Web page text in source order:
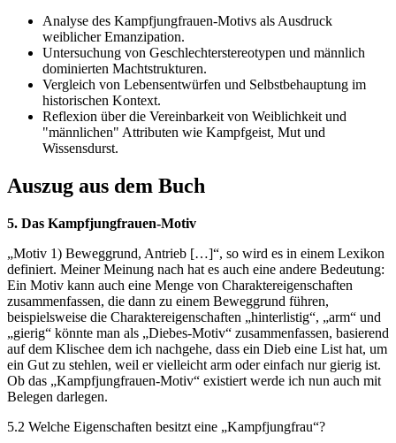
Analyse des Kampfjungfrauen-Motivs als Ausdruck
weiblicher Emanzipation.
Untersuchung von Geschlechterstereotypen und männlich
dominierten Machtstrukturen.
Vergleich von Lebensentwürfen und Selbstbehauptung im
historischen Kontext.
Reflexion über die Vereinbarkeit von Weiblichkeit und
"männlichen" Attributen wie Kampfgeist, Mut und
Wissensdurst.
Auszug aus dem Buch
5. Das Kampfjungfrauen-Motiv
„Motiv 1) Beweggrund, Antrieb […]“, so wird es in einem Lexikon
definiert. Meiner Meinung nach hat es auch eine andere Bedeutung:
Ein Motiv kann auch eine Menge von Charaktereigenschaften
zusammenfassen, die dann zu einem Beweggrund führen,
beispielsweise die Charaktereigenschaften „hinterlistig“, „arm“ und
„gierig“ könnte man als „Diebes-Motiv“ zusammenfassen, basierend
auf dem Klischee dem ich nachgehe, dass ein Dieb eine List hat, um
ein Gut zu stehlen, weil er vielleicht arm oder einfach nur gierig ist.
Ob das „Kampfjungfrauen-Motiv“ existiert werde ich nun auch mit
Belegen darlegen.
5.2 Welche Eigenschaften besitzt eine „Kampfjungfrau“?